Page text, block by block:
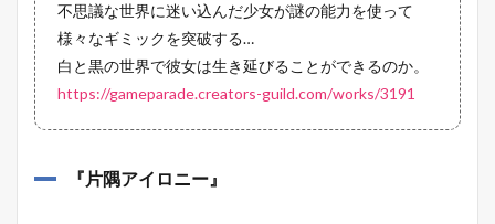
不思議な世界に迷い込んだ少女が謎の能力を使って
様々なギミックを突破する…
白と黒の世界で彼女は生き延びることができるのか。
https://gameparade.creators-guild.com/works/3191
『 片隅アイロニー 』